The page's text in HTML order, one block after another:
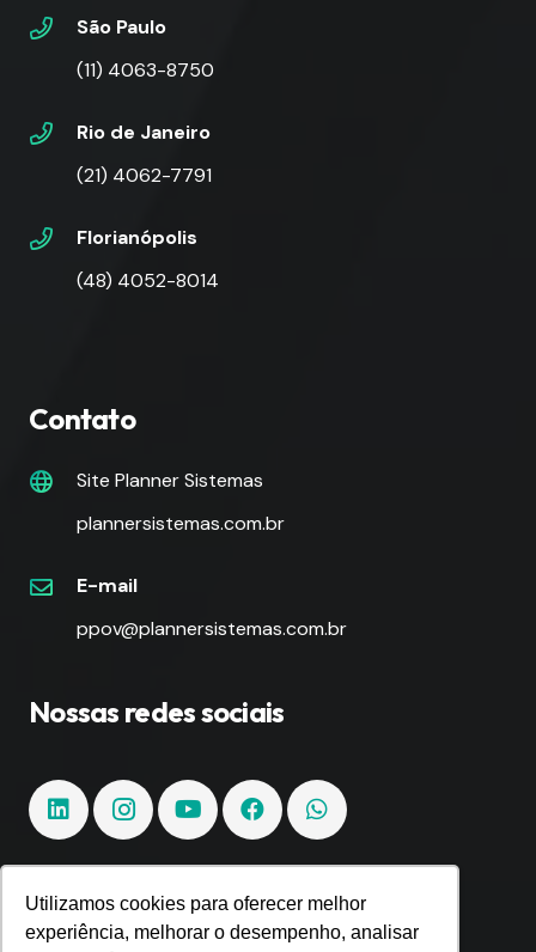
Utilizamos cookies para oferecer melhor
experiência, melhorar o desempenho, analisar
São Paulo
(11) 4063-8750
Rio de Janeiro
(21) 4062-7791
Florianópolis
(48) 4052-8014
Contato
Site Planner Sistemas
plannersistemas.com.br
E-mail
ppov@plannersistemas.com.br
Nossas redes sociais
Fique por dentro!